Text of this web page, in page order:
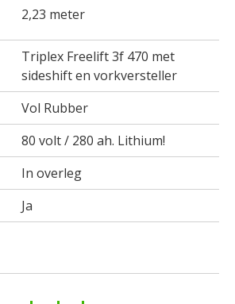
2,23 meter
Triplex Freelift 3f 470 met
sideshift en vorkversteller
Vol Rubber
80 volt / 280 ah. Lithium!
In overleg
Ja